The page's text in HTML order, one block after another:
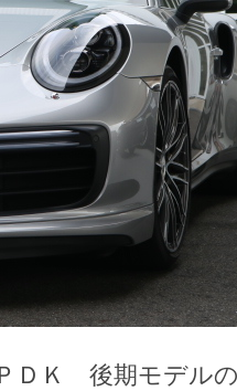
Ｋ 後期モデルの